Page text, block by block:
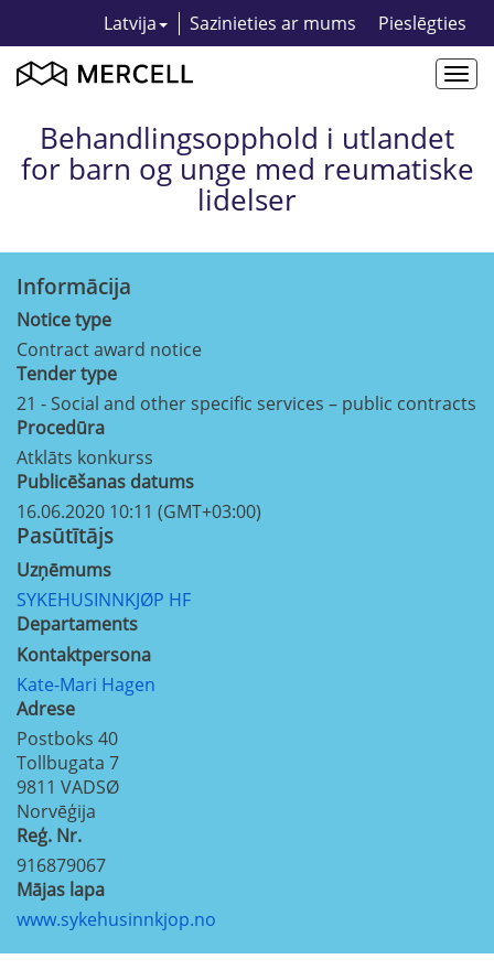
Latvija Sazinieties ar mums Pieslēgties
Behandlingsopphold i utlandet
for barn og unge med reumatiske
lidelser
Informācija
Notice type
Contract award notice
Tender type
21 - Social and other specific services – public contracts
Procedūra
Atklāts konkurss
Publicēšanas datums
16.06.2020 10:11 (GMT+03:00)
Pasūtītājs
Uzņēmums
SYKEHUSINNKJØP HF
Departaments
Kontaktpersona
Kate-Mari Hagen
Adrese
Postboks 40
Tollbugata 7
9811 VADSØ
Norvēģija
Reģ. Nr.
916879067
Mājas lapa
www.sykehusinnkjop.no